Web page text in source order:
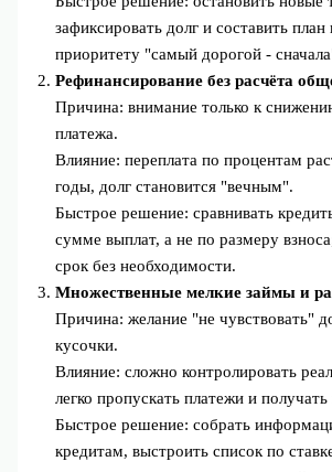
зафиксировать долг и составить
приоритету "самый дорогой -
Рефинансирование без расчёта
Причина: внимание только к
платежа.
Влияние: переплата по процентам
годы, долг становится "вечным".
Быстрое решение: сравнивать
сумме выплат, а не по размеру
срок без необходимости.
Множественные мелкие займы и
Причина: желание "не чувствовать"
кусочки.
Влияние: сложно контролировать
легко пропускать платежи и
Быстрое решение: собрать
кредитам, выстроить список по